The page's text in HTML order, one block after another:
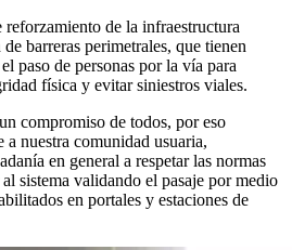
de la infraestructura
barreras perimetrales, que tienen
paso de personas por la vía para
física y evitar siniestros viales.
compromiso de todos, por eso
a nuestra comunidad usuaria,
en general a respetar las normas
sistema validando el pasaje por medio
en portales y estaciones de